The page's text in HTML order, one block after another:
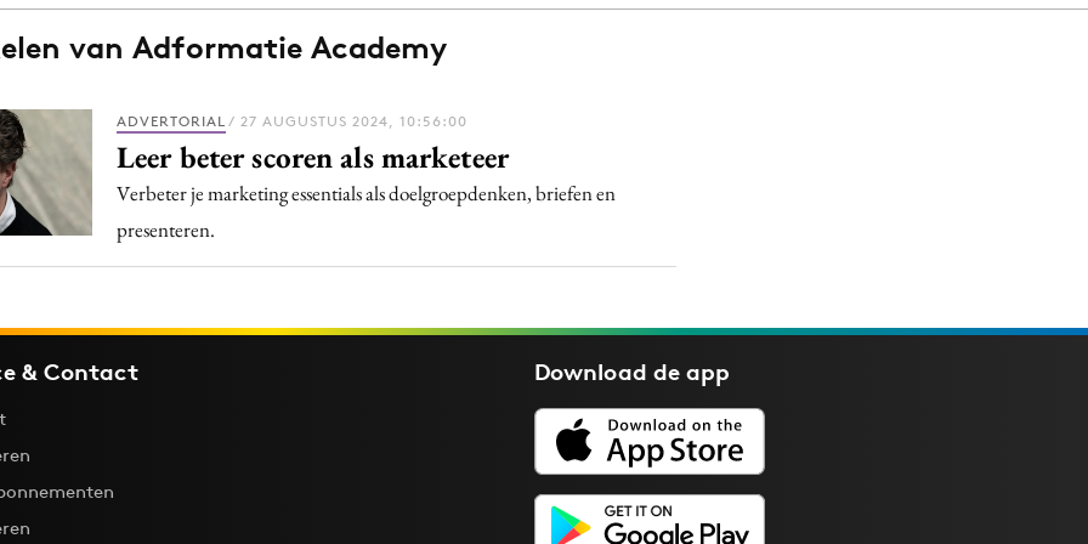
Purpose Marketing
van Adformatie Academy
ADVERTORIAL / 27 AUGUSTUS 2024, 10:56:00
Leer beter scoren als marketeer
Verbeter je marketing essentials als doelgroepdenken, briefen en
presenteren.
& Contact Download deapp